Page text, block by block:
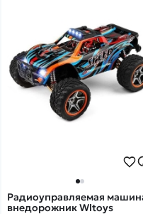
Радиоуправляемая
внедорожник Wltoys